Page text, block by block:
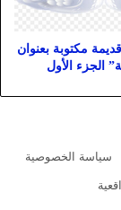
مكتوبة بعنوان
الجزء الأول
سياسة الخصوصية